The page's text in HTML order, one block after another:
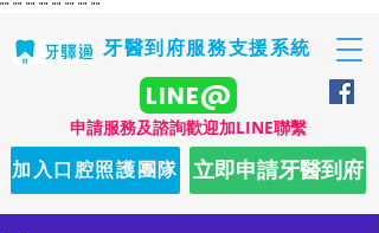
"" "" "" "" "" "" "" ""
牙醫到府服務支援系統
​申請服務及諮詢歡迎加LINE聯繫
LINE@
立即申請牙醫到府
加入口腔照護團隊